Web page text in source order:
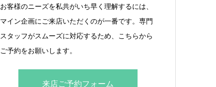
お客様のニーズを私共がいち早く理解するには、
マイン企画にご来店いただくのが一番です。専門
スタッフがスムーズに対応するため、こちらから
ご予約をお願いします。
来店ご予約フォーム